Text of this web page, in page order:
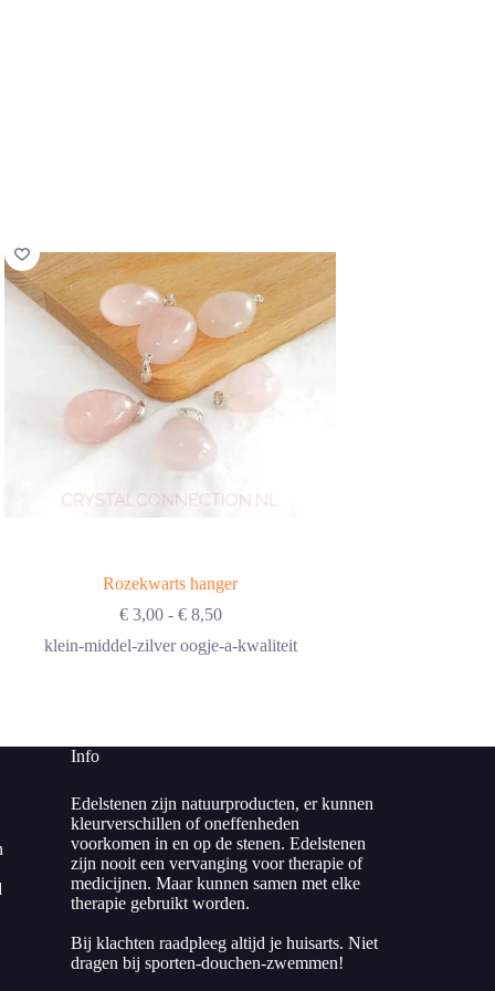
Rozekwarts hanger
€3,00 - €8,50Prijsklasse:
tot
klein-middel-zilver oogje-a-kwaliteit
Info
Edelstenen zijn natuurproducten, er kunnen
kleurverschillen of oneffenheden
voorkomen in en op de stenen. Edelstenen
zijn nooit een vervanging voor therapie of
medicijnen. Maar kunnen samen met elke
therapie gebruikt worden.
Bij klachten raadpleeg altijd je huisarts. Niet
dragen bij sporten-douchen-zwemmen!